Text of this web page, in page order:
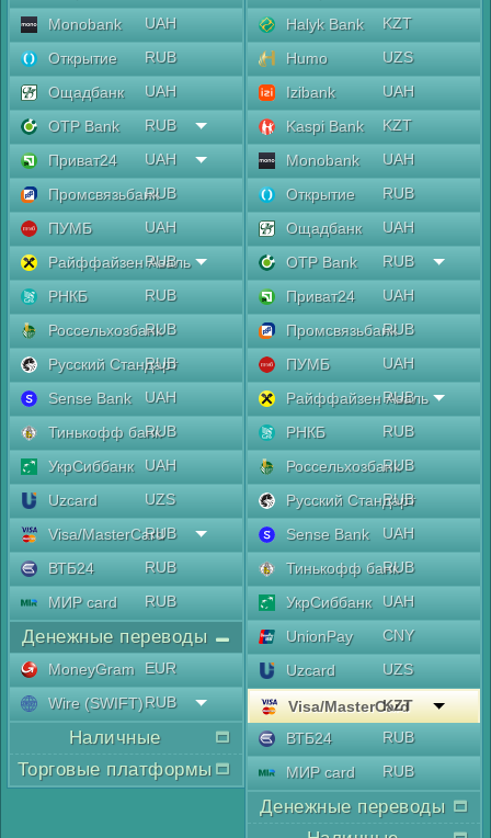
Monobank
UAH
Открытие
RUB
Ощадбанк
UAH
OTP Bank
RUB
Приват24
UAH
ПромсвязьбанкRUB
ПУМБ
UAH
Райффайзен Аваль
RUB
РНКБ
RUB
РоссельхозбанкRUB
Русский Стандарт
RUB
Sense Bank
UAH
Тинькофф банкRUB
УкрСиббанк
UAH
Uzcard
UZS
Visa/MasterCard
RUB
ВТБ24
RUB
МИР card
RUB
Денежные переводы
MoneyGram
EUR
Wire (SWIFT)RUB
Наличные
Торговые платформы
Halyk Bank
KZT
Humo
UZS
Izibank
UAH
Kaspi Bank
KZT
Monobank
UAH
Открытие
RUB
Ощадбанк
UAH
OTP Bank
RUB
Приват24
UAH
ПромсвязьбанкRUB
ПУМБ
UAH
Райффайзен Аваль
RUB
РНКБ
RUB
РоссельхозбанкRUB
Русский Стандарт
RUB
Sense Bank
UAH
Тинькофф банкRUB
УкрСиббанк
UAH
UnionPay
CNY
Uzcard
UZS
Visa/MasterCard
KZT
ВТБ24
RUB
МИР card
RUB
Денежные переводы